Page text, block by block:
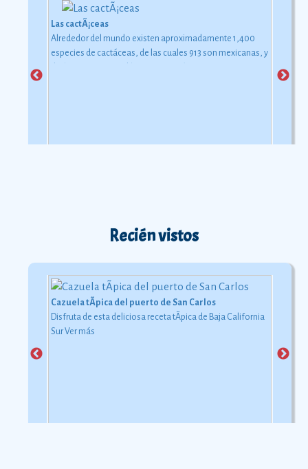
Las cactÃ¡ceas
Alrededor del mundo existen aproximadamente 1,400
especies de cactáceas, de las cuales 913 son mexicanas, y
Recién vistos
Cazuela tÃ­pica del puerto de San Carlos
Disfruta de esta deliciosa receta tÃ­pica de Baja California
SurVer más